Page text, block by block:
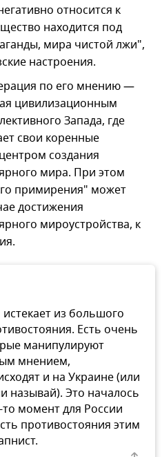
относится к
находится под
мира чистой лжи",
настроения.
по его мнению —
цивилизационным
Запада, где
свои коренные
создания
мира. При этом
примирения" может
достижения
мироустройства, к
из большого
Есть очень
манипулируют
мнением,
и на Украине (или
называй). Это началось
момент для России
противостояния этим